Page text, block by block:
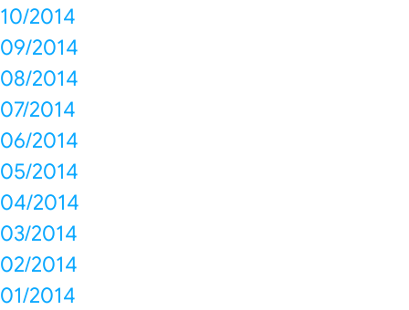
10/2014
09/2014
08/2014
07/2014
06/2014
05/2014
04/2014
03/2014
02/2014
01/2014